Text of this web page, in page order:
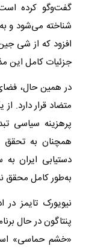
گفت‌وگو کرده
شناخته می‌شود و
افزود که از شی
جزئیات کامل این
در همین حال،
متضاد قرار دارد.
پرهزینه سیاسی
همچنان به تحقق
دستیابی ایران
به‌طور کامل
نیویورک تایمز
پنتاگون در حال
«خشم حماسی»